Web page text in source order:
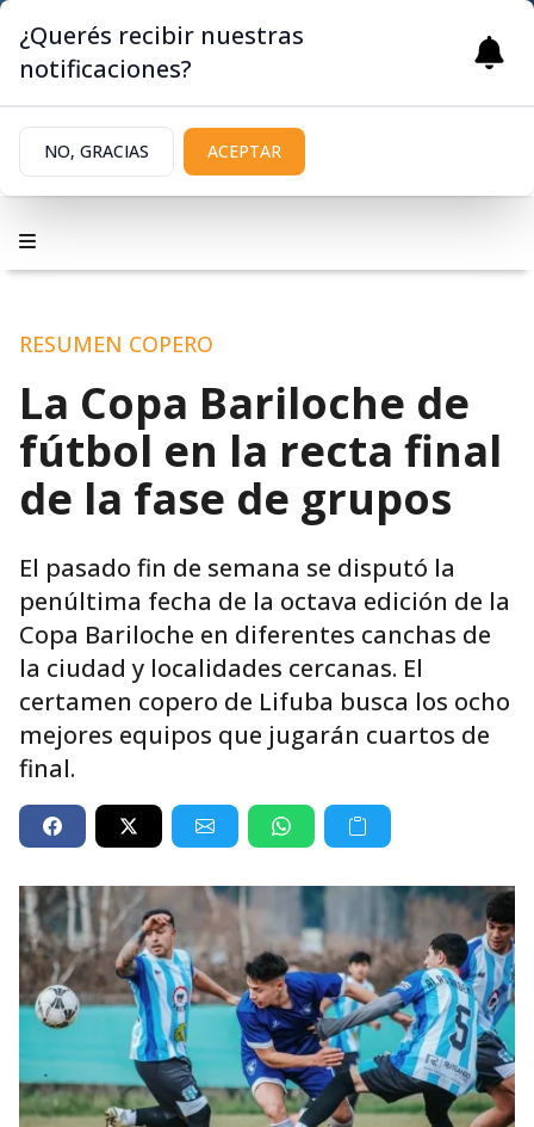
RESUMEN COPERO
La Copa Bariloche de
fútbol en la recta final
de la fase de grupos
El pasado fin de semana se disputó la
penúltima fecha de la octava edición de la
Copa Bariloche en diferentes canchas de
la ciudad y localidades cercanas. El
certamen copero de Lifuba busca los ocho
mejores equipos que jugarán cuartos de
final.
¿Querés recibir nuestras
notificaciones?
NO, GRACIAS ACEPTAR